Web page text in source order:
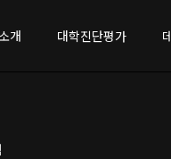
개 대학진단평가